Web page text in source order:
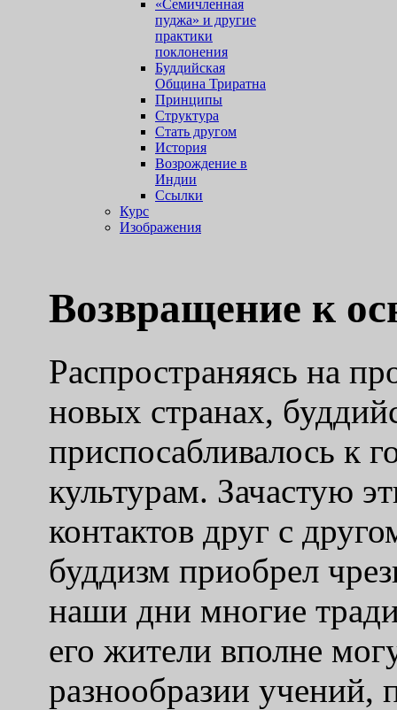
«Семичленная
пуджа» и другие
практики
поклонения
Буддийская
Община Триратна
Принципы
Структура
Стать другом
История
Возрождение в
Индии
Ссылки
Курс
Изображения
Возвращение к
Pаспространяясь на
новых странах,
приспосабливалось к
культурам. Зачастую
контактов друг с
буддизм приобрел
наши дни многие
его жители вполне
разнообразии учений,